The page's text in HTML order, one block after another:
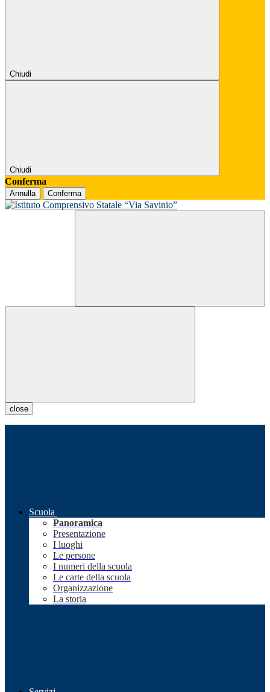
Chiudi
Chiudi
Conferma
Annulla Conferma
close
Scuola
Panoramica
Presentazione
I luoghi
Le persone
I numeri della scuola
Le carte della scuola
Organizzazione
La storia